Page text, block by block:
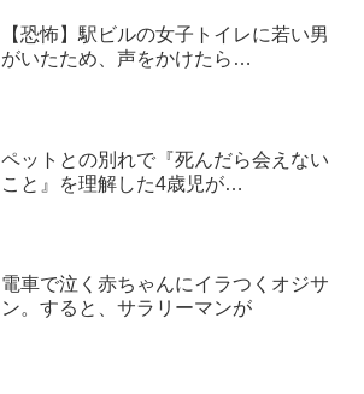
【恐怖】駅ビルの女子トイレに若い男
がいたため、声をかけたら…
ペットとの別れで『死んだら会えない
こと』を理解した4歳児が…
電車で泣く赤ちゃんにイラつくオジサ
ン。すると、サラリーマンが